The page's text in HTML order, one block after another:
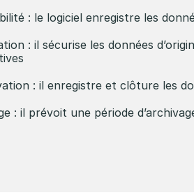
: le logiciel enregistre les
: il sécurise les données
: il enregistre et clôture les
: il prévoit une période